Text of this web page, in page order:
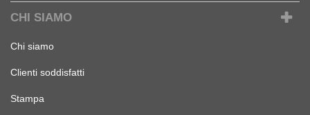
CHI SIAMO
Chi siamo
Clienti soddisfatti
Stampa